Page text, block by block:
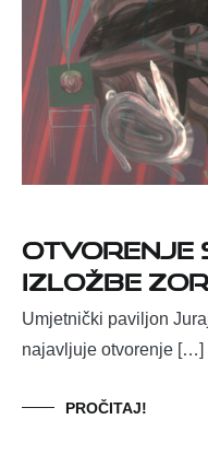
Otvorenje
izložbe
Umjetnički paviljon
najavljuje otvorenje […]
PROČITAJ!